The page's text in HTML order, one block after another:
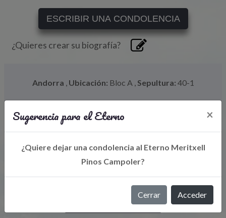
ESCRIBIR UNA CONDOLENCIA
¿Quieres crear su biografía?
Andorra , Ubicación: Bloc A , Sepultura: 40-1
Libro de Eterno
Sugerencia para el Eterno ×
¿Quiere dejar una condolencia al Eterno Meritxell
Pinos Campoler?
Cerrar Acceder